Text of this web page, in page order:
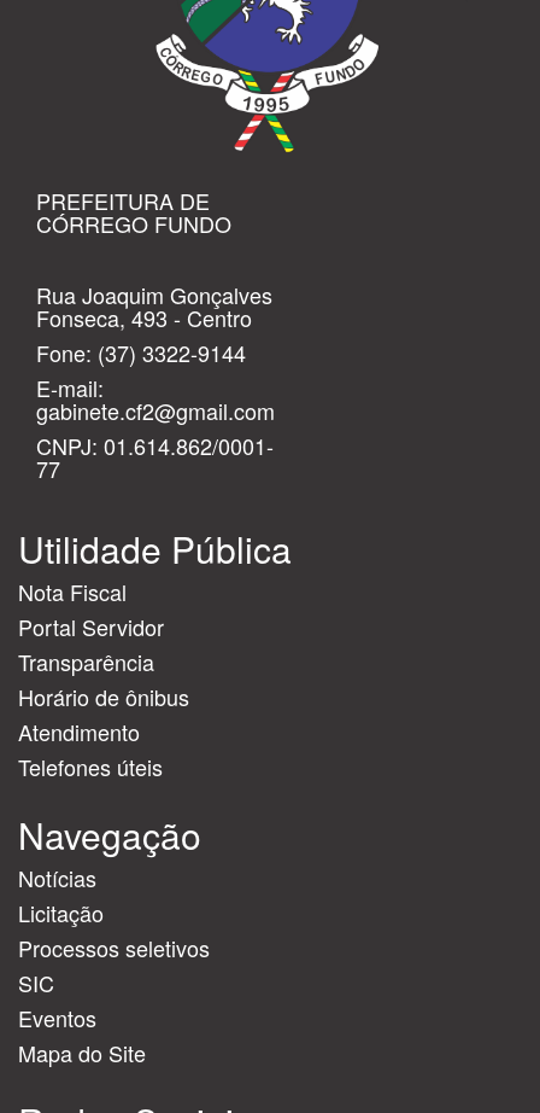
PREFEITURA DE
CÓRREGO FUNDO
Rua Joaquim Gonçalves
Fonseca, 493 - Centro
Fone: (37) 3322-9144
E-mail:
gabinete.cf2@gmail.com
CNPJ: 01.614.862/0001-
77
Utilidade Pública
Nota Fiscal
Portal Servidor
Transparência
Horário de ônibus
Atendimento
Telefones úteis
Navegação
Notícias
Licitação
Processos seletivos
SIC
Eventos
Mapa do Site